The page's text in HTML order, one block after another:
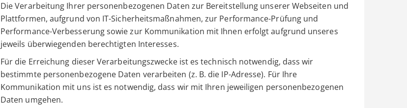
Die Verarbeitung Ihrer personenbezogenen Daten zur Bereitstellung unserer Webseiten und
Plattformen, aufgrund von IT-Sicherheitsmaßnahmen, zur Performance-Prüfung und
Performance-Verbesserung sowie zur Kommunikation mit Ihnen erfolgt aufgrund unseres
jeweils überwiegenden berechtigten Interesses.
Für die Erreichung dieser Verarbeitungszwecke ist es technisch notwendig, dass wir
bestimmte personenbezogene Daten verarbeiten (z. B. die IP-Adresse). Für Ihre
Kommunikation mit uns ist es notwendig, dass wir mit Ihren jeweiligen personenbezogenen
Daten umgehen.